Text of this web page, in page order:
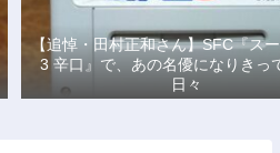
【追悼・田村正和さん】SFC『ス
3 辛口』で、あの名優になりきっ
日々